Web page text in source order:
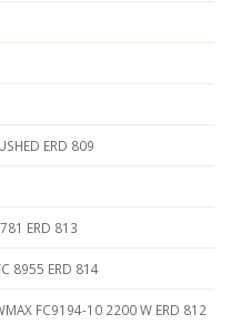
ERD 809
ERD 813
8955 ERD 814
FC9194-10 2200 W ERD 812